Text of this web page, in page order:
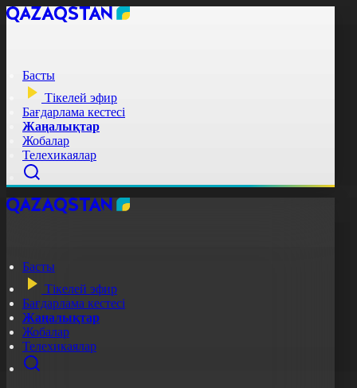
Басты
Тікелей эфир
Бағдарлама кестесі
Жаңалықтар
Жобалар
Телехикаялар
Басты
Тікелей эфир
Бағдарлама кестесі
Жаңалықтар
Жобалар
Телехикаялар